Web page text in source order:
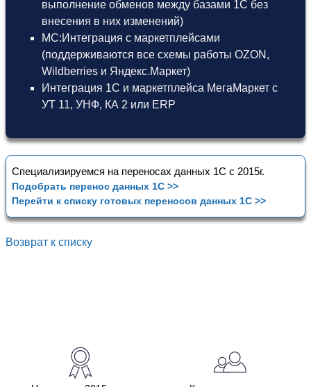
выполнение обменов между базами 1С без
внесения в них изменений)
МС:Интеграция с маркетплейсами
(поддерживаются все схемы работы OZON,
Wildberries и Яндекс.Маркет)
Интеграция 1С и маркетплейса МегаМаркет с
УТ 11, УНФ, КА 2 или ERP
Специализируемся на переносах данных 1С с 2015г.
Подобрать перенос данных 1С >>
Перейти к списку готовых переносов данных 1С >>
Возврат к списку